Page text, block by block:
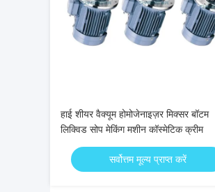
हाई शीयर वैक्यूम होमोजेनाइज़र मिक्सर बॉटम
लिक्विड सोप मेकिंग मशीन कॉस्मेटिक क्रीम
सर्वोत्तम मूल्य प्राप्त करें